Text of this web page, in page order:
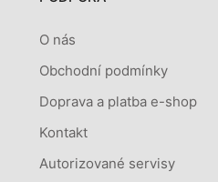
O nás
Obchodní podmínky
Doprava a platba e-shop
Kontakt
Autorizované servisy